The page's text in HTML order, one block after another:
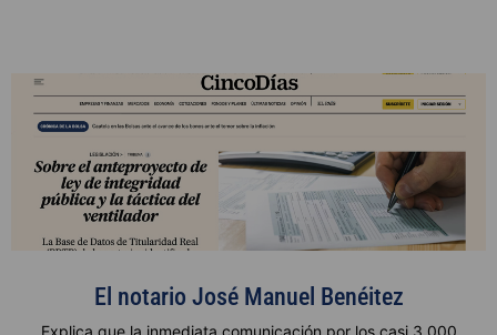
El notario José Manuel Benéitez
Explica que la inmediata comunicación por los casi 3.000